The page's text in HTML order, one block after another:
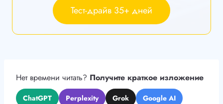
Тест-драйв 35+ дней
Нет времени читать? Получите краткое изложение
ChatGPT Perplexity Grok Google AI